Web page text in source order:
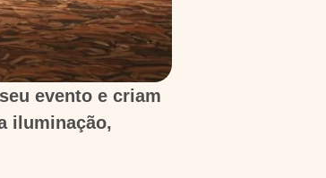
evento e criam
iluminação,